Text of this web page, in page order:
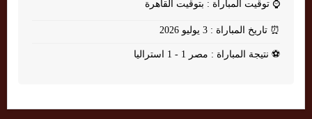
⌚ توقيت المباراة : بتوقيت القاهرة
⏰ تاريخ المباراة : 3 يوليو 2026
⚽ نتيجة المباراة : مصر 1 - 1 استراليا